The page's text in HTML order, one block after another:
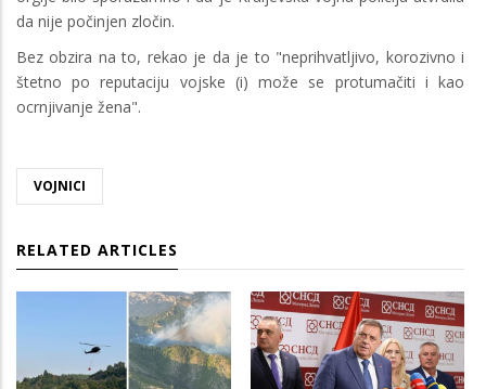
da nije počinjen zločin.
Bez obzira na to, rekao je da je to "neprihvatljivo, korozivno i
štetno po reputaciju vojske (i) može se protumačiti i kao
ocrnjivanje žena".
VOJNICI
RELATED ARTICLES